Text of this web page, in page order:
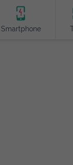
Smartphone